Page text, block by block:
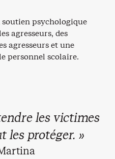
psychologique
agresseurs, des
agresseurs et une
personnel scolaire.
les victimes
les protéger. »